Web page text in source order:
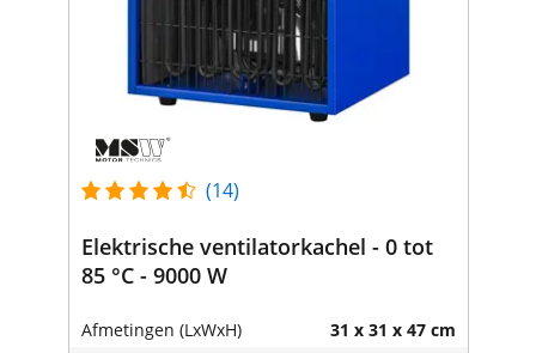
(14)
Elektrische ventilatorkachel - 0 tot
85 °C - 9000 W
Afmetingen (LxWxH) 31 x 31 x 47 cm